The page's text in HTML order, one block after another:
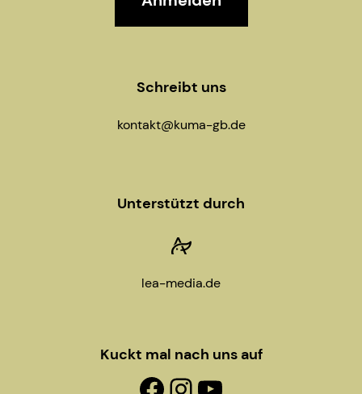
Schreibt uns
kontakt@kuma-gb.de
Unterstützt durch
lea-media.de
Kuckt mal nach uns auf